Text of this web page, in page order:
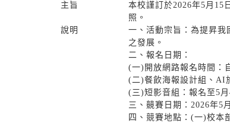
主旨
本校謹訂於2026年5月15
照。
說明
一、活動宗旨：為提昇我
之發展。
二、報名日期：
(一)開放網路報名時間：
(二)餐飲海報設計組、AI
(三)短影音組：報名至5月
三、竸賽日期：2026年5
四、競賽地點：(一)校本